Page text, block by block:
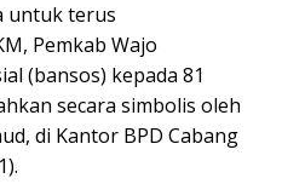
untuk terus
Pemkab Wajo
(bansos) kepada 81
secara simbolis oleh
di Kantor BPD Cabang